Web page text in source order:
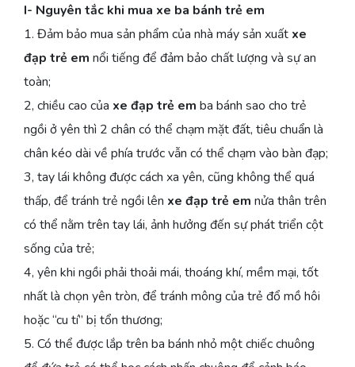
I- Nguyên tắc khi mua xe ba bánh trẻ em
1. Đảm bảo mua sản phẩm của nhà máy sản xuất xe
đạp trẻ em nổi tiếng để đảm bảo chất lượng và sự an
toàn;
2, chiều cao của xe đạp trẻ em ba bánh sao cho trẻ
ngồi ở yên thì 2 chân có thể chạm mặt đất, tiêu chuẩn là
chân kéo dài về phía trước vẫn có thể chạm vào bàn đạp;
3, tay lái không được cách xa yên, cũng không thể quá
thấp, để tránh trẻ ngồi lên xe đạp trẻ em nửa thân trên
có thể nằm trên tay lái, ảnh hưởng đến sự phát triển cột
sống của trẻ;
4, yên khi ngồi phải thoải mái, thoáng khí, mềm mại, tốt
nhất là chọn yên tròn, để tránh mông của trẻ đổ mồ hôi
hoặc “cu tí” bị tổn thương;
5. Có thể được lắp trên ba bánh nhỏ một chiếc chuông